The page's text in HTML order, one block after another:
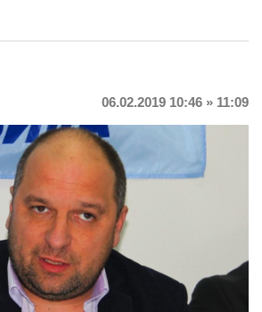
06.02.2019 10:46 » 11:09